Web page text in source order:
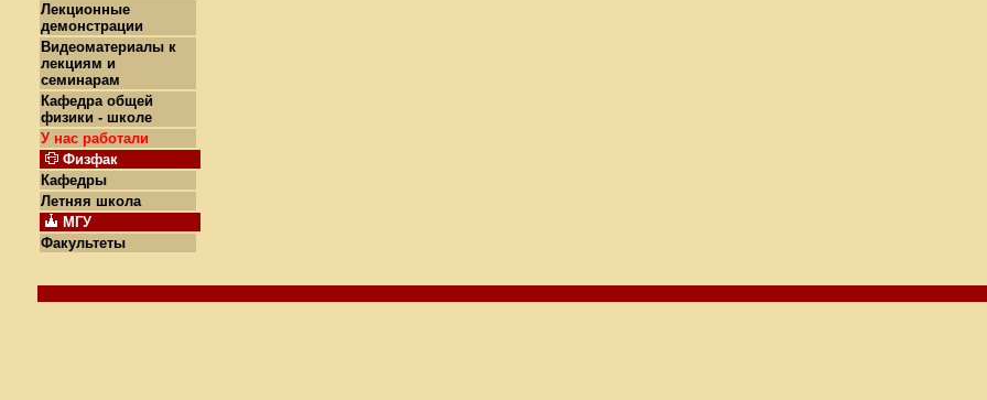
Лекционные
демонстрации
Видеоматериалы к
лекциям и
семинарам
Кафедра общей
физики - школе
У нас работали
Физфак
Кафедры
Летняя школа
МГУ
Факультеты